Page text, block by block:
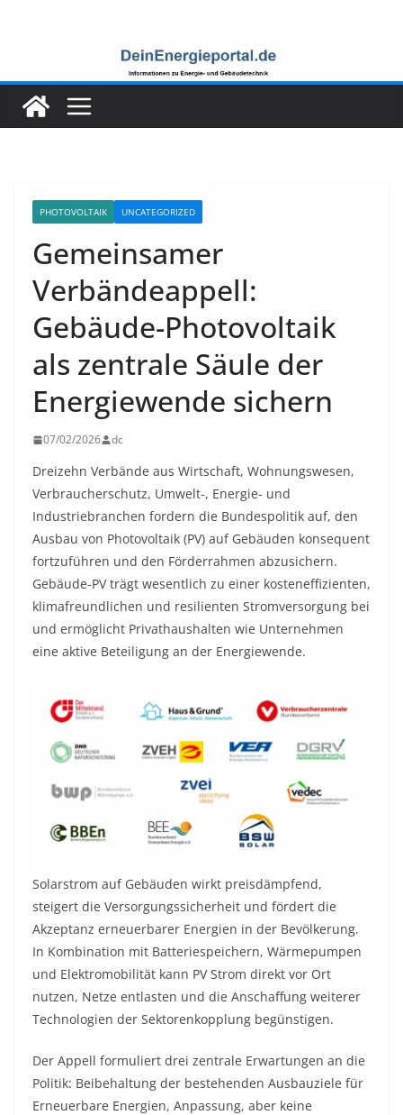
PHOTOVOLTAIK UNCATEGORIZED
Gemeinsamer
Verbändeappell:
Gebäude-Photovoltaik
als zentrale Säule der
Energiewende sichern
07/02/2026 dc
Dreizehn Verbände aus Wirtschaft, Wohnungswesen,
Verbraucherschutz, Umwelt-, Energie- und
Industriebranchen fordern die Bundespolitik auf, den
Ausbau von Photovoltaik (PV) auf Gebäuden konsequent
fortzuführen und den Förderrahmen abzusichern.
Gebäude-PV trägt wesentlich zu einer kosteneffizienten,
klimafreundlichen und resilienten Stromversorgung bei
und ermöglicht Privathaushalten wie Unternehmen
eine aktive Beteiligung an der Energiewende.
Solarstrom auf Gebäuden wirkt preisdämpfend,
steigert die Versorgungssicherheit und fördert die
Akzeptanz erneuerbarer Energien in der Bevölkerung.
In Kombination mit Batteriespeichern, Wärmepumpen
und Elektromobilität kann PV Strom direkt vor Ort
nutzen, Netze entlasten und die Anschaffung weiterer
Technologien der Sektorenkopplung begünstigen.
Der Appell formuliert drei zentrale Erwartungen an die
Politik: Beibehaltung der bestehenden Ausbauziele für
Erneuerbare Energien, Anpassung, aber keine